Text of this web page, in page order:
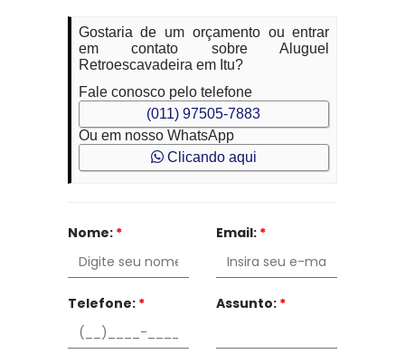
Gostaria de um orçamento ou entrar
em contato sobre Aluguel
Retroescavadeira em Itu?
Fale conosco pelo telefone
(011) 97505-7883
Ou em nosso WhatsApp
Clicando aqui
Nome: * Email: *
Telefone: * Assunto: *